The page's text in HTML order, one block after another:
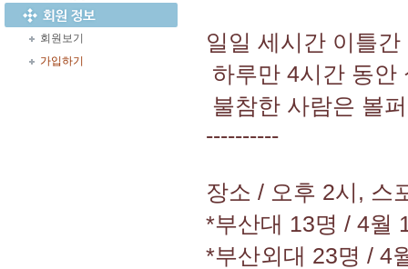
회원보기
가입하기
일일 세시간 이틀
하루만 4시간 동안
불참한 사람은 볼
----------
장소 / 오후 2시, 스
*부산대 13명 / 4
*부산외대 23